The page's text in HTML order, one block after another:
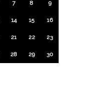
7 8 9
14 15 16
21 22 23
28 29 30